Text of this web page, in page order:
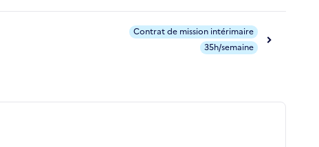
Contrat de mission intérimaire
35h/semaine